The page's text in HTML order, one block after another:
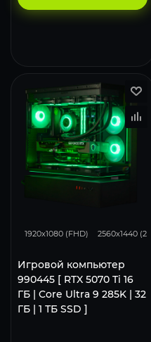
1920x1080 (FHD) 2560x1440 (2K)
Игровой компьютер
990445 [ RTX 5070 Ti 16
ГБ | Core Ultra 9 285K | 32
ГБ | 1 ТБ SSD ]